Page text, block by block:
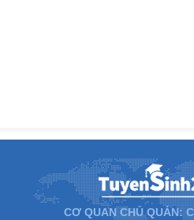
CƠ QUAN CHỦ QUẢN: